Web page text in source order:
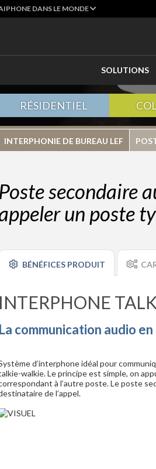
DANS LE MONDE
SOLUTIONS
RÉSIDENTIEL
INTERPHONIE DE BUREAU LEF
Poste secondaire
un poste
BÉNÉFICES PRODUIT
INTERPHONE
La communication audio
d’interphone idéal pour
walkie. Le principe est simple, on
à l’autre poste. Le poste
de l’appel.